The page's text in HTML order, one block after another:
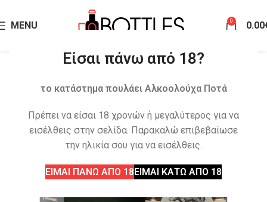
Είσαι πάνω από 18?
το κατάστημα πουλάει Αλκοολούχα Ποτά
Πρέπει να είσαι 18 χρονών ή μεγαλύτερος για να
εισέλθεις στην σελίδα. Παρακαλώ επιβεβαίωσε
την ηλικία σου για να εισέλθεις.
ΕΙΜΑΙ ΠΑΝΩ ΑΠΟ 18ΕΙΜΑΙ ΚΑΤΩ ΑΠΟ 18
MENU 0 0.00